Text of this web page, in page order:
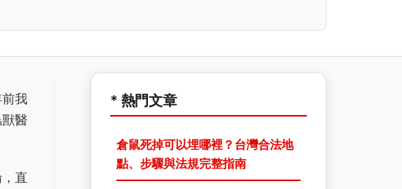
我
醫
直
* 熱門文章
倉鼠死掉可以埋哪裡？台灣合法地
點、步驟與法規完整指南